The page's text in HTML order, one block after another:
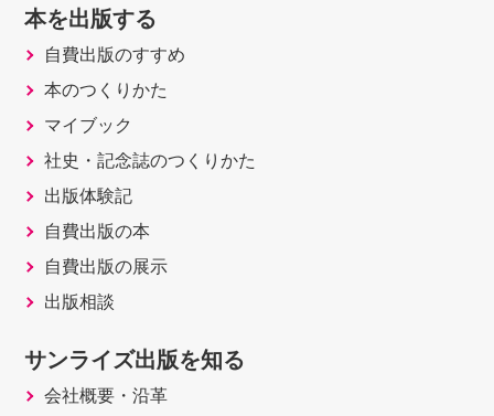
本を出版する
自費出版のすすめ
本のつくりかた
マイブック
社史・記念誌のつくりかた
出版体験記
自費出版の本
自費出版の展示
出版相談
サンライズ出版を知る
会社概要・沿革